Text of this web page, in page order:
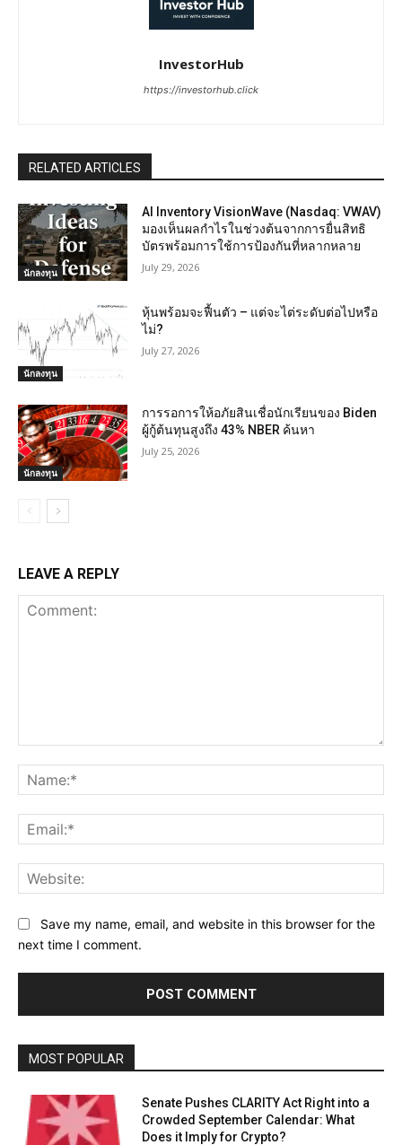
InvestorHub
https://investorhub.click
RELATED ARTICLES
นักลงทุน
AI Inventory VisionWave (Nasdaq: VWAV)
มองเห็นผลกำไรในช่วงต้นจากการยื่นสิทธิ
บัตรพร้อมการใช้การป้องกันที่หลากหลาย
July 29, 2026
นักลงทุน
หุ้นพร้อมจะฟื้นตัว – แต่จะไต่ระดับต่อไปหรือ
ไม่?
July 27, 2026
นักลงทุน
การรอการให้อภัยสินเชื่อนักเรียนของ Biden
ผู้กู้ต้นทุนสูงถึง 43% NBER ค้นหา
July 25, 2026
LEAVE A REPLY
Save my name, email, and website in this browser for the
next time I comment.
MOST POPULAR
Senate Pushes CLARITY Act Right into a
Crowded September Calendar: What
Does it Imply for Crypto?